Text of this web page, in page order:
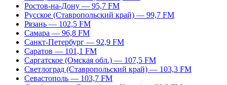
Ростов-на-Дону — 95,7 FM
Русское (Ставропольский край) — 99,7 FM
Рязань — 102,5 FM
Самара — 96,8 FM
Санкт-Петербург — 92,9 FM
Саратов — 101,1 FM
Саргатское (Омская обл.) — 107,5 FM
Светлоград (Ставропольский край) — 103,3 FM
Севастополь — 103,7 FM